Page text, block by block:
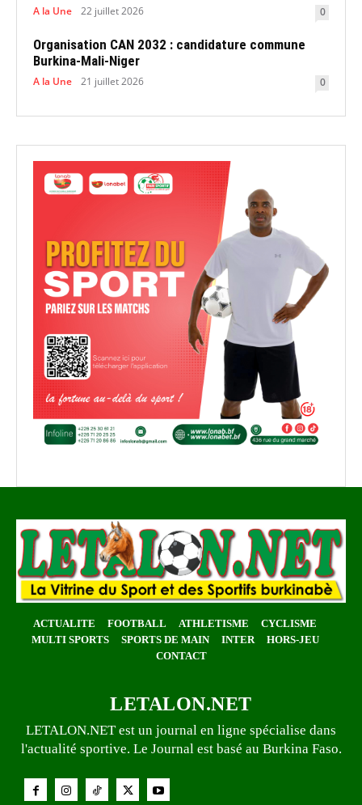
A la Une 22 juillet 2026 0
Organisation CAN 2032 : candidature commune
Burkina-Mali-Niger
A la Une 21 juillet 2026 0
ACTUALITE FOOTBALL ATHLETISME
CYCLISME
MULTI SPORTS
SPORTS DE MAIN INTER
HORS-JEU
CONTACT
LETALON.NET
LETALON.NET est un journal en ligne spécialise dans
l'actualité sportive. Le Journal est basé au Burkina Faso.